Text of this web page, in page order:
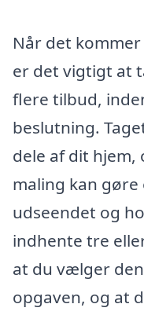
Når det
er det vigtigt at
flere tilbud,
beslutning.
dele af dit hjem,
maling kan
udseendet og
indhente tre
at du vælger
opgaven, og at